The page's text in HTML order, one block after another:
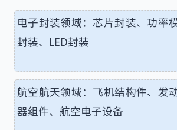
电子封装领域：芯片封装、功率
封装、LED封装
航空航天领域：飞机结构件、发
器组件、航空电子设备